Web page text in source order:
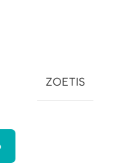
ZOETIS